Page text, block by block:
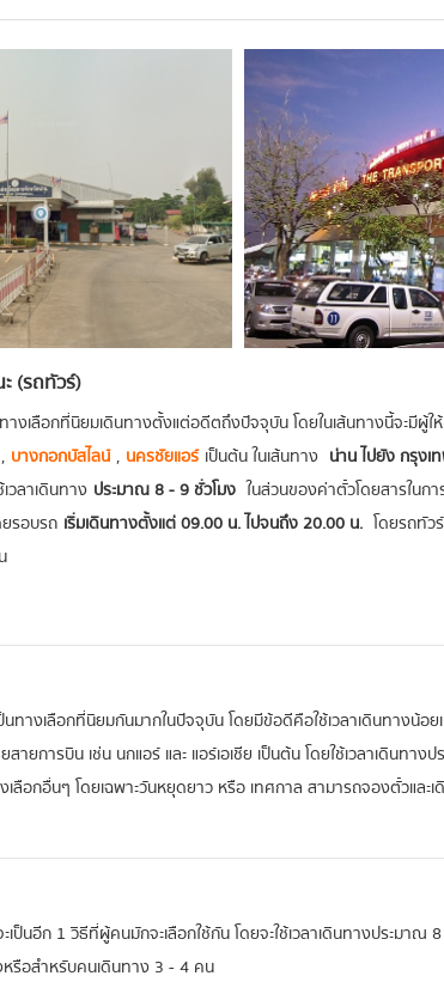
(รถทัวร์)
างเลือกที่นิยมเดินทางตั้งแต่อดีตถึงปัจจุบัน โดยในเส้นทางนี้จะมีผู้ใ
, บางกอกบัสไลน์ , นครชัยแอร์ เป็นต้น ในเส้นทาง น่าน ไปยัง กรุงเ
เวลาเดินทาง ประมาณ 8 - 9 ชั่วโมง ในส่วนของค่าตั๋วโดยสารในก
รอบรถ เริ่มเดินทางตั้งแต่ 09.00 น. ไปจนถึง 20.00 น. โดยรถทัว
ทางเลือกที่นิยมกันมากในปัจจุบัน โดยมีข้อดีคือใช้เวลาเดินทางน้อ
สายการบิน เช่น นกแอร์ และ แอร์เอเชีย เป็นต้น โดยใช้เวลาเดินทาง
เลือกอื่นๆ โดยเฉพาะวันหยุดยาว หรือ เทศกาล สามารถจองตั๋วแล
ป็นอีก 1 วิธีที่ผู้คนมักจะเลือกใช้กัน โดยจะใช้เวลาเดินทางประมาณ
หรือสำหรับคนเดินทาง 3 - 4 คน